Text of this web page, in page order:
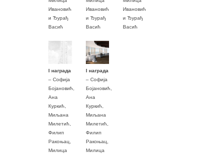
Ивановић
и Ђурађ
Васић
Ивановић
и Ђурађ
Васић
Ивановић
и Ђурађ
Васић
I награда
– Софија
Бојановић,
Ана
Куркић,
Миљана
Милетић,
Филип
Ракоњац,
Милица
I награда
– Софија
Бојановић,
Ана
Куркић,
Миљана
Милетић,
Филип
Ракоњац,
Милица